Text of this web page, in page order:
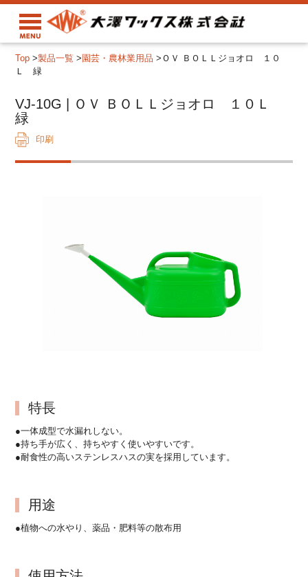
Top >製品一覧 >園芸・農林業用品 > ＯＶ ＢＯＬＬジョオロ １０
Ｌ 緑
VJ-10G | ＯＶ ＢＯＬＬジョオロ １０Ｌ
緑
印刷
特長
●一体成型で水漏れしない。
●持ち手が広く、持ちやすく使いやすいです。
●耐食性の高いステンレスハスの実を採用しています。
用途
●植物への水やり、薬品・肥料等の散布用